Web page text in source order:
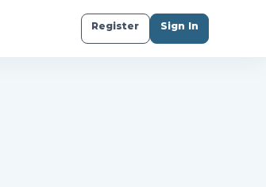
Register Sign In